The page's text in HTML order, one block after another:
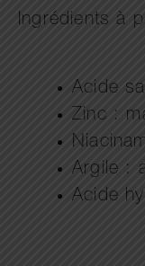
Ingrédients à
Acide
Zinc :
Argile :
Acide